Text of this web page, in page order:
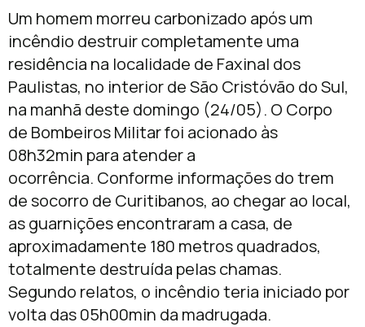
Um homem morreu carbonizado após um
incêndio destruir completamente uma
residência na localidade de Faxinal dos
Paulistas, no interior deSão Cristóvão do Sul,
na manhã deste domingo (24/05). O Corpo
de Bombeiros Militar foi acionado às
08h32min para atender a
ocorrência. Conforme informações do trem
de socorro de Curitibanos, ao chegar ao local,
as guarnições encontraram a casa, de
aproximadamente 180 metros quadrados,
totalmente destruída pelas chamas.
Segundo relatos, o incêndio teria iniciado por
volta das 05h00min da madrugada.